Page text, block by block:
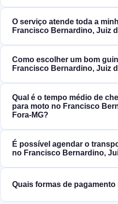
O serviço atende toda a
Francisco Bernardino, Juiz
Como escolher um bom
Francisco Bernardino, Juiz
Qual é o tempo médio de
para moto no Francisco
Fora‑MG?
É possível agendar o
no Francisco Bernardino,
Quais formas de pagamento